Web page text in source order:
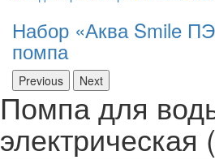
Набор «Аква Smile
помпа
Previous Next
Помпа для
электрическая